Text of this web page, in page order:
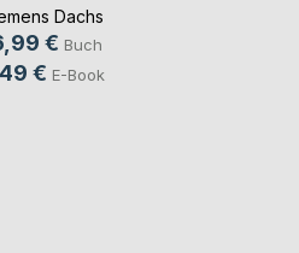
Dachs
€ Buch
€ E-Book